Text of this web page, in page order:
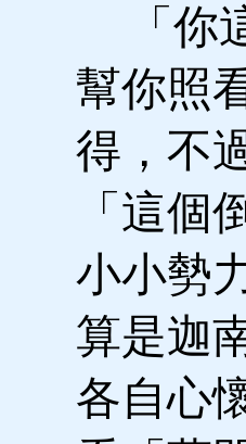
「你
幫你照
得，不
「這
小小勢
算是迦
各自心